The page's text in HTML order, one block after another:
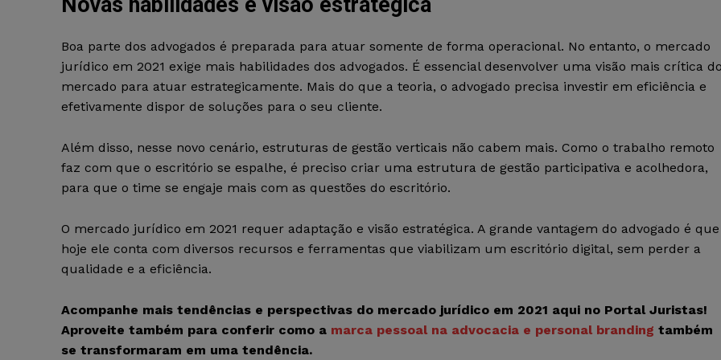
Boa parte dos advogados é preparada para atuar somente de forma operacional. No entanto, o mercado
jurídico em 2021 exige mais habilidades dos advogados. É essencial desenvolver uma visão mais crítica
mercado para atuar estrategicamente. Mais do que a teoria, o advogado precisa investir em eficiência e
efetivamente dispor de soluções para o seu cliente.
Além disso, nesse novo cenário, estruturas de gestão verticais não cabem mais. Como o trabalho remoto
faz com que o escritório se espalhe, é preciso criar uma estrutura de gestão participativa e acolhedora,
para que o time se engaje mais com as questões do escritório.
O mercado jurídico em 2021 requer adaptação e visão estratégica. A grande vantagem do advogado é que
hoje ele conta com diversos recursos e ferramentas que viabilizam um escritório digital, sem perder a
qualidade e a eficiência.
Acompanhe mais tendências e perspectivas do mercado jurídico em 2021 aqui no Portal Juristas!
Aproveite também para conferir como a marca pessoal na advocacia e personal branding também
se transformaram em uma tendência.